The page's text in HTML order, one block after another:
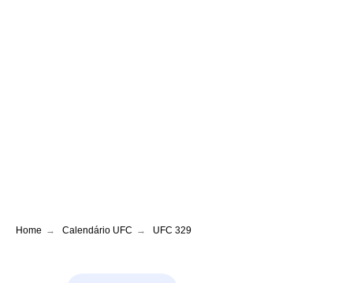
Home → Calendário UFC → UFC 329